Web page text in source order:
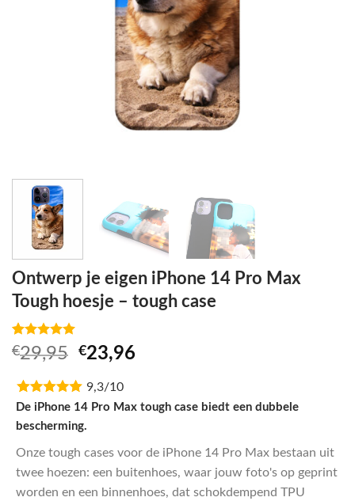
Ontwerp je eigen iPhone 14 Pro Max
Tough hoesje – tough case
Waardering
5.00op 5
op
2
€29,95 Oorspronkelijke
was:
€29,95.
€23,96
€23,96.
9,3/10
De iPhone 14 Pro Max tough case biedt een dubbele
bescherming.
Onze tough cases voor de iPhone 14 Pro Max bestaan uit
twee hoezen: een buitenhoes, waar jouw foto's op geprint
worden en een binnenhoes, dat schokdempend TPU